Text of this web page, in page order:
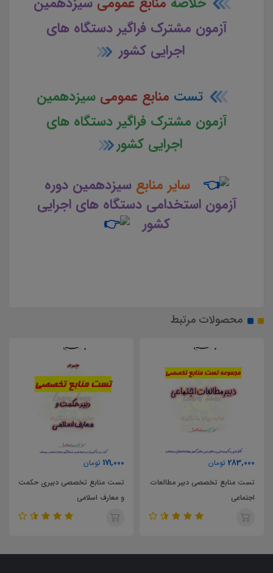
آزمون مشترک فراگیر دستگاه های
اجرایی کشور
تست منابع عمومیسیزدهمین
آزمون مشترک فراگیر دستگاه های
اجرایی کشور
سایر منابعسیزدهمین دوره
آزمون استخدامی دستگاه های اجرایی
کشور
محصولات مرتبط
283,000 تومان
تست منابع تخصصی دبیر مطالعات
اجتماعی
171,000 تومان
تست منابع تخصصی دبیری حکمت
و معارف اسلامی